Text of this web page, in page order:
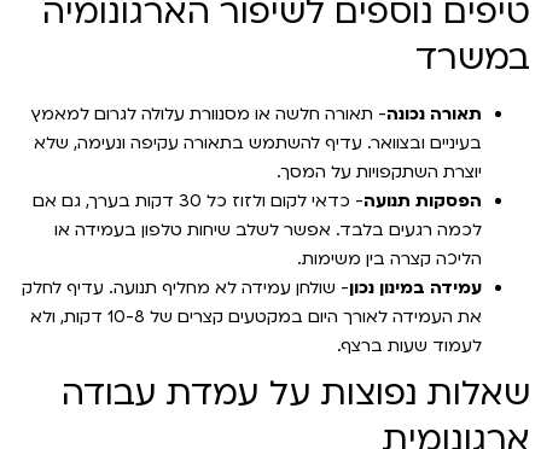
טיפים נוספים לשיפור הארגונומיה
במשרד
תאורה נכונה- תאורה חלשה או מסנוורת עלולה לגרום למאמץ
בעיניים ובצוואר. עדיף להשתמש בתאורה עקיפה ונעימה, שלא
יוצרת השתקפויות על המסך.
הפסקות תנועה
- כדאי לקום ולזוז כל 30 דקות בערך, גם אם
לכמה רגעים בלבד. אפשר לשלב שיחות טלפון בעמידה או
הליכה קצרה בין משימות.
עמידה במינון נכון- שולחן עמידה לא מחליף תנועה. עדיף לחלק
את העמידה לאורך היום במקטעים קצרים של 10-8 דקות, ולא
לעמוד שעות ברצף.
שאלות נפוצות על עמדת עבודה
ארגונומית